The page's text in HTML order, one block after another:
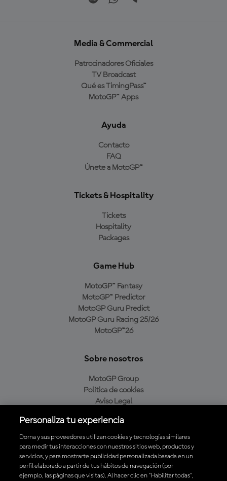
Media & Commercial
Patrocinadores Oficiales
TV Broadcast
Qué es TimingPass™
MotoGP™ Apps
Ayuda
Contacto
FAQ
Únete a MotoGP™
Tickets & Hospitality
Tickets
Hospitality
Packages
Game Hub
MotoGP™ Fantasy
MotoGP™ Predictor
MotoGP Guru Predict
MotoGP Guru Racing 25/26
MotoGP™26
Sobre nosotros
MotoGP Group
Política de cookies
Aviso Legal
Política de compra
Descarga la aplicación oficial de MotoGP™
Personaliza tu experiencia
Dorna y sus proveedores utilizan cookies y tecnologías similares
para medir tus interacciones con nuestros sitios web, productos y
servicios, y para mostrarte publicidad personalizada basada en un
perfil elaborado a partir de tus hábitos de navegación (por
ejemplo, las páginas que visitas). Al hacer clic en "Habilitar todas",